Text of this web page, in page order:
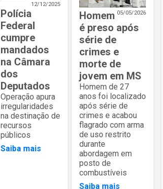
12/12/2025
Polícia
Federal
cumpre
mandados
na Câmara
dos
Deputados
Operação apura
irregularidades
na destinação de
recursos
públicos
Saiba mais
05/05/2026
Homem
é preso após
série de
crimes e
morte de
jovem em MS
Homem de 27
anos foi localizado
após série de
crimes e acabou
flagrado com arma
de uso restrito
durante
abordagem em
posto de
combustíveis
Saiba mais